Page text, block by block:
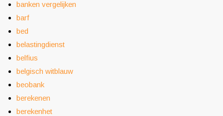
banken vergelijken
barf
bed
belastingdienst
belfius
belgisch witblauw
beobank
berekenen
berekenhet